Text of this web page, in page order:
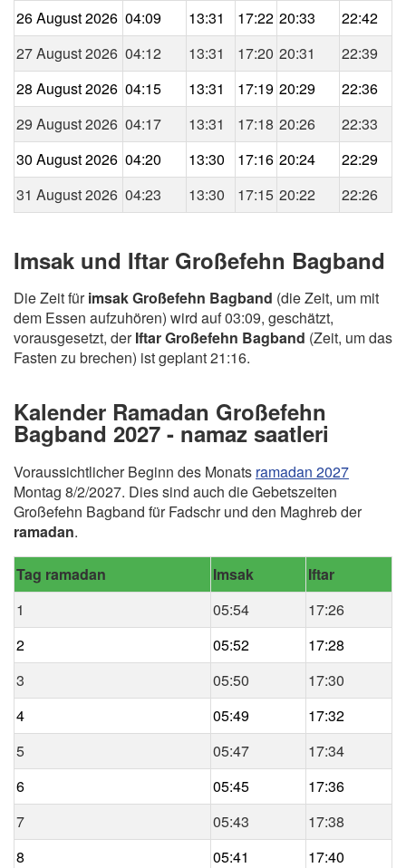
26 August 2026 04:09 13:31 17:22 20:33
22:42
27 August 2026 04:12 13:31 17:20 20:31
22:39
28 August 2026 04:15 13:31 17:19 20:29
22:36
29 August 2026 04:17 13:31 17:18 20:26
22:33
30 August 2026 04:20 13:30 17:16 20:24
22:29
31 August 2026 04:23 13:30 17:15 20:22 22:26
Imsak und Iftar Großefehn Bagband
Die Zeit fürimsak Großefehn Bagband (die Zeit, um mit
dem Essen aufzuhören) wird auf 03:09, geschätzt,
vorausgesetzt, derIftar Großefehn Bagband (Zeit, um das
Fasten zu brechen) ist geplant 21:16.
Kalender Ramadan Großefehn
Bagband 2027 - namaz saatleri
Voraussichtlicher Beginn des Monats ramadan 2027
Montag 8/2/2027. Dies sind auch die Gebetszeiten
Großefehn Bagband für Fadschr und den Maghreb der
ramadan.
Tag ramadan Imsak
Iftar
1
05:54
17:26
2
05:52
17:28
3
05:50
17:30
4
05:49
17:32
5
05:47
17:34
6
05:45
17:36
7
05:43
17:38
8
05:41
17:40